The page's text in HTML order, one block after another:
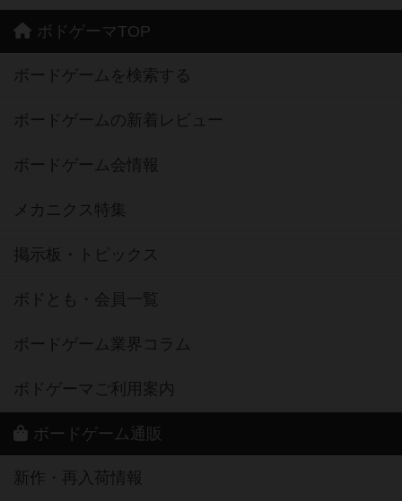
ボドゲーマTOP
ボードゲームを検索する
ボードゲームの新着レビュー
ボードゲーム会情報
メカニクス特集
掲示板・トピックス
ボドとも・会員一覧
ボードゲーム業界コラム
ボドゲーマご利用案内
ボードゲーム通販
新作・再入荷情報